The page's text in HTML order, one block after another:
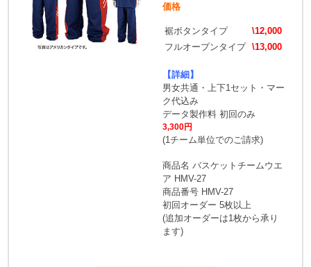
価格
裾ボタンタイプ
\12,000
フルオープンタイプ \13,000
【詳細】
男女共通・上下1セット・マー
ク代込み
データ製作料 初回のみ
3,300円
(1チーム単位でのご請求)
商品名 バスケットチームウエ
ア HMV-27
商品番号 HMV-27
初回オーダー 5枚以上
(追加オーダーは1枚から承り
ます)